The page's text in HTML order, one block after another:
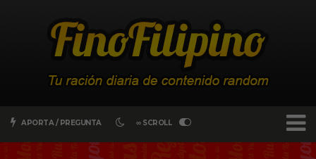
APORTA / PREGUNTA ∞ SCROLL